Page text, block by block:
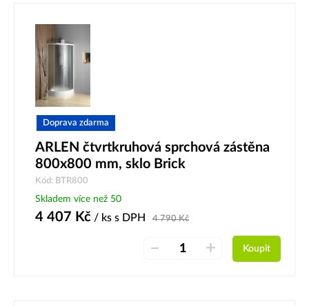
Doprava zdarma
ARLEN čtvrtkruhová sprchová zástěna
800x800 mm, sklo Brick
Kód: BTR800
Skladem více než 50
4 407 Kč / ks s DPH 4 790Kč
– + Koupit